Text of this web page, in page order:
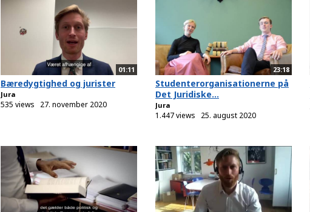
01:11
Bæredygtighed og jurister
Jura
535 views 27. november 2020
23:18
Studenterorganisationerne på
Det Juridiske...
Jura
1.447 views 25. august 2020